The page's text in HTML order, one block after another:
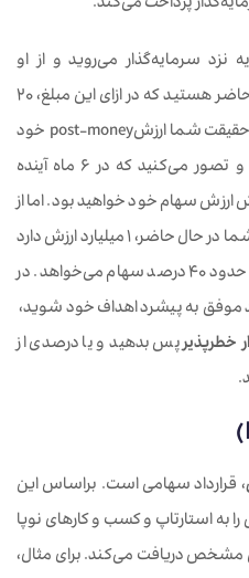
سرمایه‌گذار می‌روید و از او
درخواست 400 میلیون پول دارید و حاضر هستید که در ازای این مبلغ، 20
درصد از سهام خود را به او بدهید، در حقیقت شما ارزشpost-money خود
را 2 میلیارد تومان در نظر گرفته‌اید و تصور می‌کنید که در 6 ماه آینده
ارزش سهام خود خواهید بود. اما از
، کسب و کار شما در حال حاضر، 1 میلیارد ارزش دارد
و در ازای 400 میلیون تومان از شما حدود 40 درصد سهام می‌خواهد. در
نتوانستید موفق به پیشرد اهداف خود شوید،
خطرپذیرپس بدهید و یا درصدی از
، قرارداد سهامی است. براساس این
به استارتاپ و کسب و کارهای نوپا
مشخص دریافت می‌کند. برای مثال،